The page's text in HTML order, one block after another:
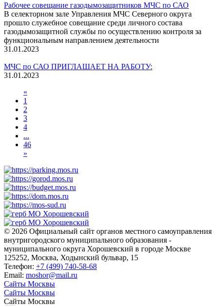
Рабочее совещание газодымозащитников МЧС по САО
В селекторном зале Управления МЧС Северного округа
прошло служебное совещание среди личного состава
газодымозащитной службы по осуществлению контроля за
функциональным направлением деятельности
31.01.2023
МЧС по САО ПРИГЛАШАЕТ НА РАБОТУ:
31.01.2023
«
1
2
3
4
...
46
»
© 2026 Официальный сайт органов местного самоуправления
внутригородского муниципального образования -
муниципального округа Хорошевский в городе Москве
125252, Москва, Ходынский бульвар, 15
Телефон: +7 (499) 740-58-68
Email: moshor@mail.ru
Сайты Москвы
Сайты Москвы
Сайты Москвы